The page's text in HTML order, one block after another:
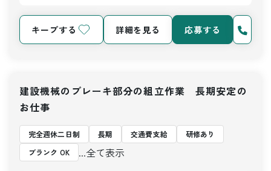
キープする 詳細を見る 応募する
建設機械のブレーキ部分の組立作業 長期安定の
お仕事
完全週休二日制 長期 交通費支給
研修あり
ブランク OK
...全て表示